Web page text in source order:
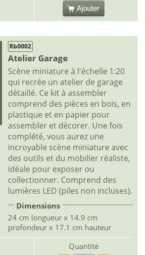
Ajouter
Rb0002
Atelier Garage
Scène miniature à l'échelle 1:20
qui recrée un atelier de garage
détaillé. Ce kit à assembler
comprend des pièces en bois, en
plastique et en papier pour
assembler et décorer. Une fois
complété, vous aurez une
incroyable scène miniature avec
des outils et du mobilier réaliste,
idéale pour exposer ou
collectionner. Comprend des
lumières LED (piles non incluses).
Dimensions
24 cm longueur x 14.9 cm
profondeur x 17.1 cm hauteur
Quantité